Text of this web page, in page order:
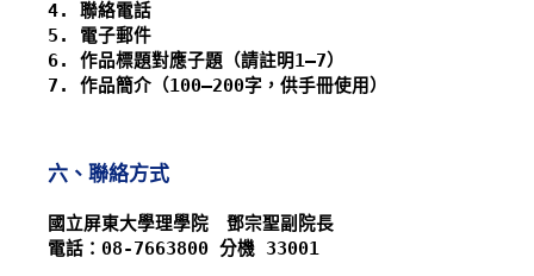
4. 聯絡電話
5. 電子郵件
6. 作品標題對應子題（請註明1–7）
7. 作品簡介（100–200字，供手冊使用）
六、聯絡方式
國立屏東大學理學院　鄧宗聖副院長
電話：08-7663800 分機 33001